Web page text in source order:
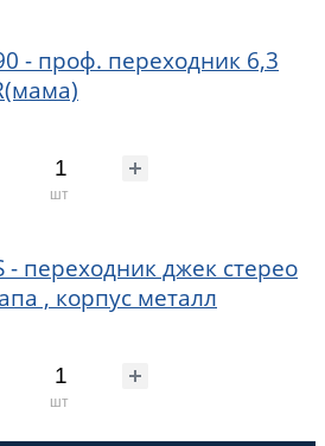
- проф. переходник 6,3
шт
- переходник джек стерео
, корпус металл
шт